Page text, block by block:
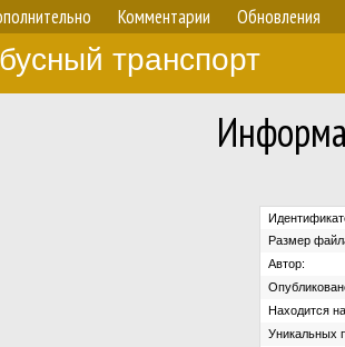
Комментарии Обновления
транспорт
Размер
Автор:
Находится
Уникальных